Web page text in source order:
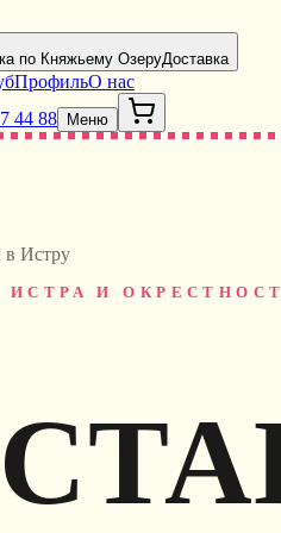
по Княжьему ОзеруДоставка
ПрофильО нас
44 88
Меню
в Истру
ИСТРА И